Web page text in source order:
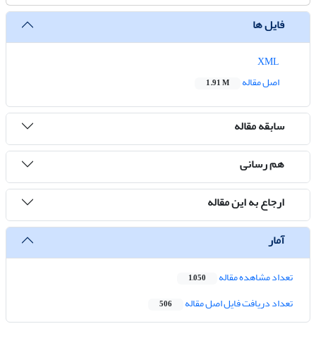
فایل ها
اصل مقاله
1.91 M
سابقه مقاله
هم رسانی
ارجاع به این مقاله
آمار
تعداد مشاهده مقاله 1,050
تعداد دریافت فایل اصل مقاله 506